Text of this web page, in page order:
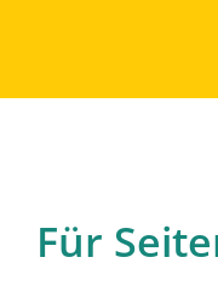
Für